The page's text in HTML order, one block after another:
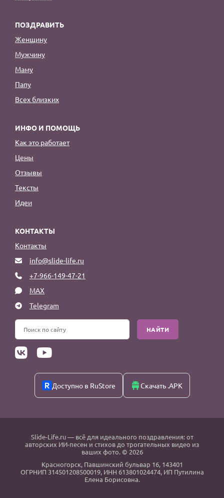
ПОЗДРАВИТЬ
Женщину
Мужчину
Маму
Папу
Всех близких
ИНФО И ПОМОЩЬ
Как это работает
Цены
Отзывы
Тексты
Идеи
КОНТАКТЫ
Контакты
info@slide-life.ru
+7-966-149-47-21
MAX
Telegram
НАЙТИ
Доступно в RuStore Скачать .APK
Slide-Life.ru— всё для идеального поздравления: от
авторских ИИ-песен и стихов до трогательных видео из
ваших фото. © 2026
Красногорск, Павшинский бульвар 16, 143401
ОГРНИП 314501208500019, ИНН 613801024474, ИП Путилина
Елена Борисовна.